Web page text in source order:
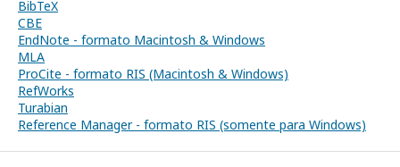
BibTeX
CBE
EndNote - formato Macintosh & Windows
MLA
ProCite - formato RIS (Macintosh & Windows)
RefWorks
Turabian
Reference Manager - formato RIS (somente para Windows)